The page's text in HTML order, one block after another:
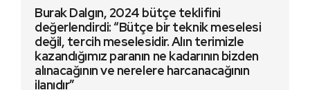
Burak Dalgın, 2024 bütçe teklifini
değerlendirdi: “Bütçe bir teknik meselesi
değil, tercih meselesidir. Alın terimizle
kazandığımız paranın ne kadarının bizden
alınacağının ve nerelere harcanacağının
ilanıdır”